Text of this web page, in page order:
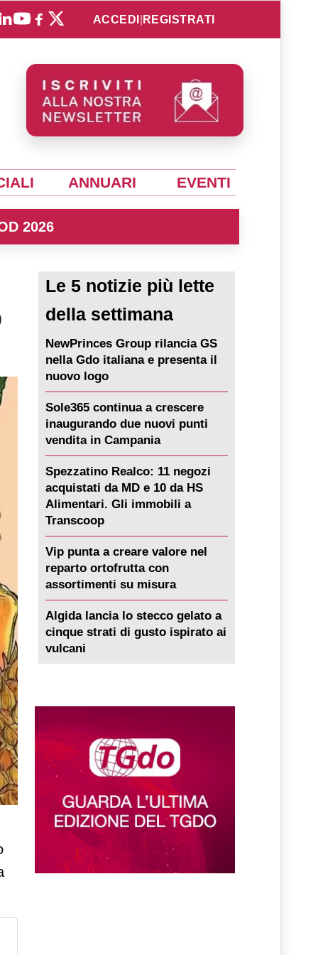
ACCEDI REGISTRATI
ANNUARI EVENTI
2026
Le 5 notizie più lette
della settimana
NewPrinces Group rilancia GS
nella Gdo italiana e presenta il
nuovo logo
Sole365 continua a crescere
inaugurando due nuovi punti
vendita in Campania
Spezzatino Realco: 11 negozi
acquistati da MD e 10 da HS
Alimentari. Gli immobili a
Transcoop
Vip punta a creare valore nel
reparto ortofrutta con
assortimenti su misura
Algida lancia lo stecco gelato a
cinque strati di gusto ispirato ai
vulcani